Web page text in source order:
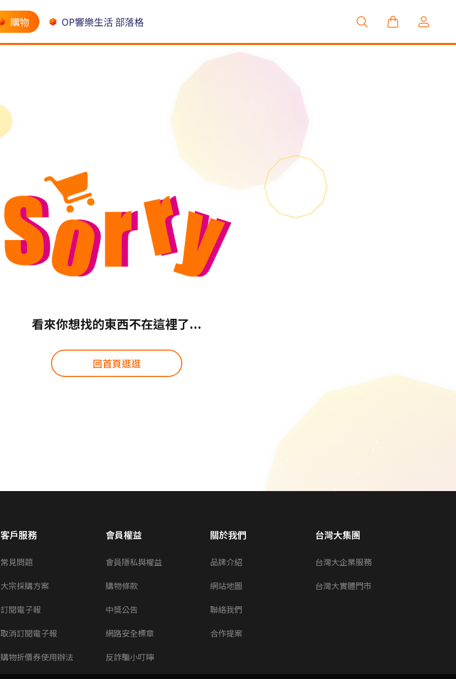
購物 OP響樂生活 部落格
看來你想找的東西不在這裡了...
回首頁逛逛
客戶服務
常見問題
大宗採購方案
訂閱電子報
取消訂閱電子報
購物折價券使用辦法
會員權益
會員隱私與權益
購物條款
中獎公告
網路安全標章
反詐騙小叮嚀
關於我們
品牌介紹
網站地圖
聯絡我們
合作提案
台灣大集團
台灣大企業服務
台灣大實體門市